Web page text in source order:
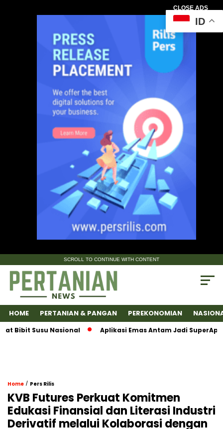
CLOSE ADS
SCROLL TO CONTINUE WITH CONTENT
HOME PERTANIAN & PANGAN PEREKONOMIAN
Susu Nasional Aplikasi Emas Antam Jadi SuperApps,
Home / Pers Rilis
KVB Futures Perkuat Komitmen
Edukasi Finansial dan Literasi Industri
Derivatif melalui Kolaborasi dengan
ID